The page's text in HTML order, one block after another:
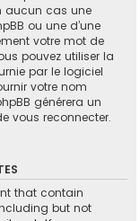
aucun cas une
ou une d’une
votre mot de
pouvez utiliser la
par le logiciel
votre nom
générera un
vous reconnecter.
that contain
but not